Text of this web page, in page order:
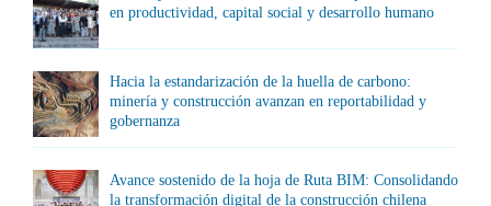
en productividad, capital social y desarrollo humano
Hacia la estandarización de la huella de carbono:
minería y construcción avanzan en reportabilidad y
gobernanza
Avance sostenido de la hoja de Ruta BIM: Consolidando
la transformación digital de la construcción chilena